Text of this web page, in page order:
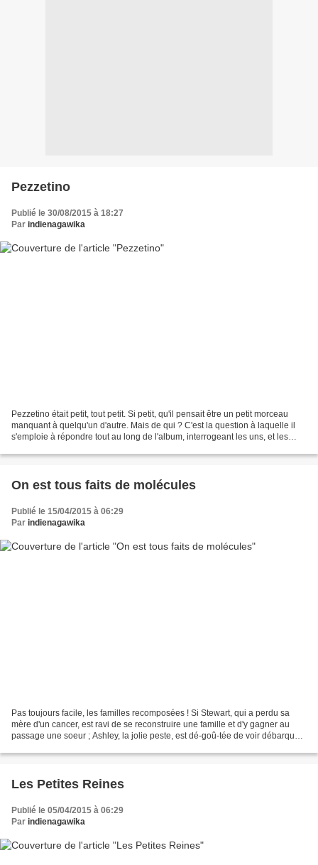
Pezzetino
Publié le 30/08/2015 à 18:27
Par indienagawika
Pezzetino était petit, tout petit. Si petit, qu'il pensait être un petit morceau
manquant à quelqu'un d'autre. Mais de qui ? C'est la question à laquelle il
s'emploie à répondre tout au long de l'album, interrogeant les uns, et les
On est tous faits de molécules
Publié le 15/04/2015 à 06:29
Par indienagawika
Pas toujours facile, les familles recomposées ! Si Stewart, qui a perdu sa
mère d'un cancer, est ravi de se reconstruire une famille et d'y gagner au
passage une soeur ; Ashley, la jolie peste, est dé-goû-tée de voir débarquer
Les Petites Reines
Publié le 05/04/2015 à 06:29
Par indienagawika